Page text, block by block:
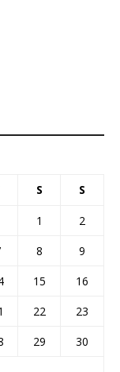
S S
1
2
8
9
15
16
22
23
29
30